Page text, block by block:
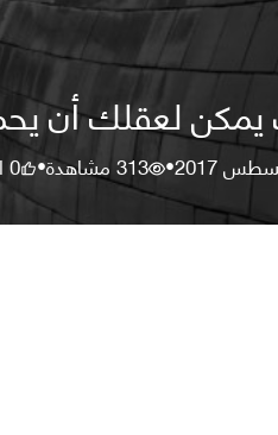
لعقلك أن
•
313مشاهدة•
0